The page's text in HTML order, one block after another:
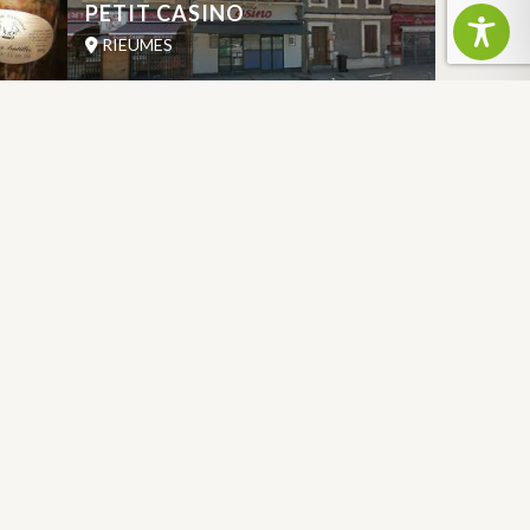
PETIT CASINO
RIEUMES